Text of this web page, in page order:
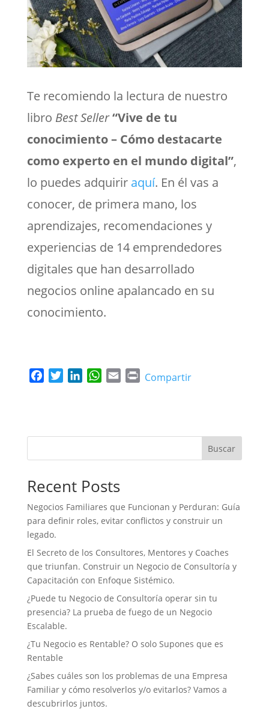
Te recomiendo la lectura de nuestro
libro Best Seller“Vive de tu
conocimiento – Cómo destacarte
como experto en el mundo digital”,
lo puedes adquirir aquí. En él vas a
conocer, de primera mano, los
aprendizajes, recomendaciones y
experiencias de 14 emprendedores
digitales que han desarrollado
negocios online apalancado en su
conocimiento.
b
o
t
r
e
I
W
s
p
l
P
t
Compartir
Buscar
Recent Posts
Negocios Familiares que Funcionan y Perduran: Guía
para definir roles, evitar conflictos y construir un
legado.
El Secreto de los Consultores, Mentores y Coaches
que triunfan. Construir un Negocio de Consultoría y
Capacitación con Enfoque Sistémico.
¿Puede tu Negocio de Consultoría operar sin tu
presencia? La prueba de fuego de un Negocio
Escalable.
¿Tu Negocio es Rentable? O solo Supones que es
Rentable
¿Sabes cuáles son los problemas de una Empresa
Familiar y cómo resolverlos y/o evitarlos? Vamos a
descubrirlos juntos.